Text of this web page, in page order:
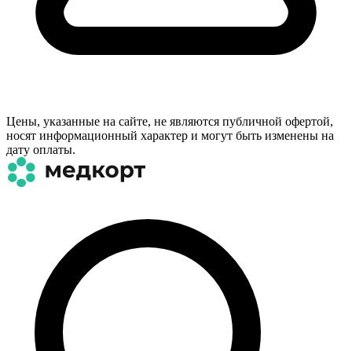
Цены, указанные на сайте, не являются публичной офертой,
носят информационный характер и могут быть изменены на
дату оплаты.